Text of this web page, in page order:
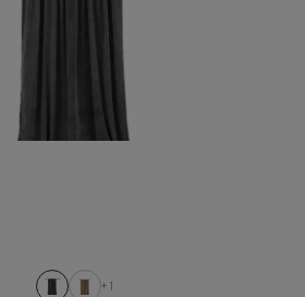
+1